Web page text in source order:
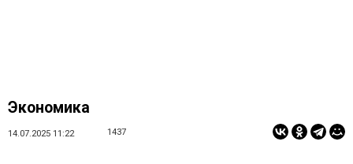
Экономика
14.07.2025 11:22 1437